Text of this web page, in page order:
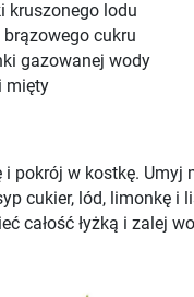
kruszonego lodu
brązowego cukru
gazowanej wody
mięty
i pokrój w kostkę. Umyj
cukier, lód, limonkę i
całość łyżką i zalej